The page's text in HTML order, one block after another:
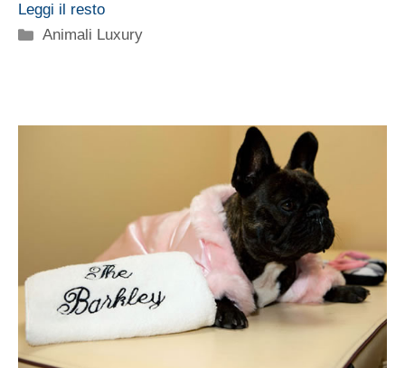
Leggi il resto
Categorie
Animali Luxury